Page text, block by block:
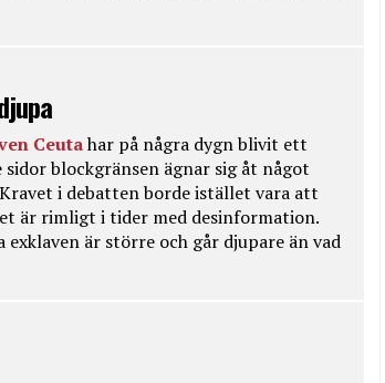
Ceutahar på några dygn blivit ett
blockgränsen ägnar sig åt något
i debatten borde istället vara att
är rimligt i tider med desinformation.
är större och går djupare än vad